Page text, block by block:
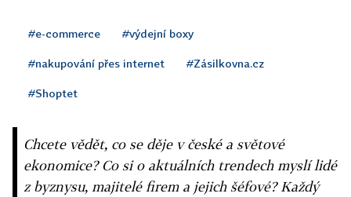
#e-commerce #výdejní boxy
#nakupování přes internet #Zásilkovna.cz
#Shoptet
Chcete vědět, co se děje v české a světové
ekonomice? Co si o aktuálních trendech myslí lidé
z byznysu, majitelé firem a jejich šéfové? Každý